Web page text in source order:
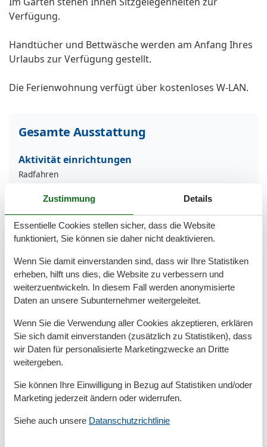
Verfügung.
Handtücher und Bettwäsche werden am Anfang Ihres
Urlaubs zur Verfügung gestellt.
Die Ferienwohnung verfügt über kostenloses W-LAN.
Gesamte Ausstattung
Aktivität einrichtungen
Radfahren
Entfernungen
Zum Arzt
6 km
Zum Geldautomaten/Bank
Zum Restaurant
Zum Supermarkt
300 m
Zum Zentrum
Zur Badestelle/Gewässer
270 m
Zur Bushaltestelle
Grundeinrichtungen
Größe 35 m²
Familienfreundlich
Bettwäsche
Zustimmung Details
Essentielle Cookies stellen sicher, dass die Website
funktioniert, Sie können sie daher nicht deaktivieren.
Wenn Sie damit einverstanden sind, dass wir Ihre Statistiken
erheben, hilft uns dies, die Website zu verbessern und
weiterzuentwickeln. In diesem Fall werden anonymisierte
Daten an unsere Subunternehmer weitergeleitet.
Wenn Sie die Verwendung aller Cookies akzeptieren, erklären
Sie sich damit einverstanden (zusätzlich zu Statistiken), dass
wir Daten für personalisierte Marketingzwecke an Dritte
weitergeben.
Sie können Ihre Einwilligung in Bezug auf Statistiken und/oder
Marketing jederzeit ändern oder widerrufen.
Siehe auch unsere Datanschutzrichtlinie